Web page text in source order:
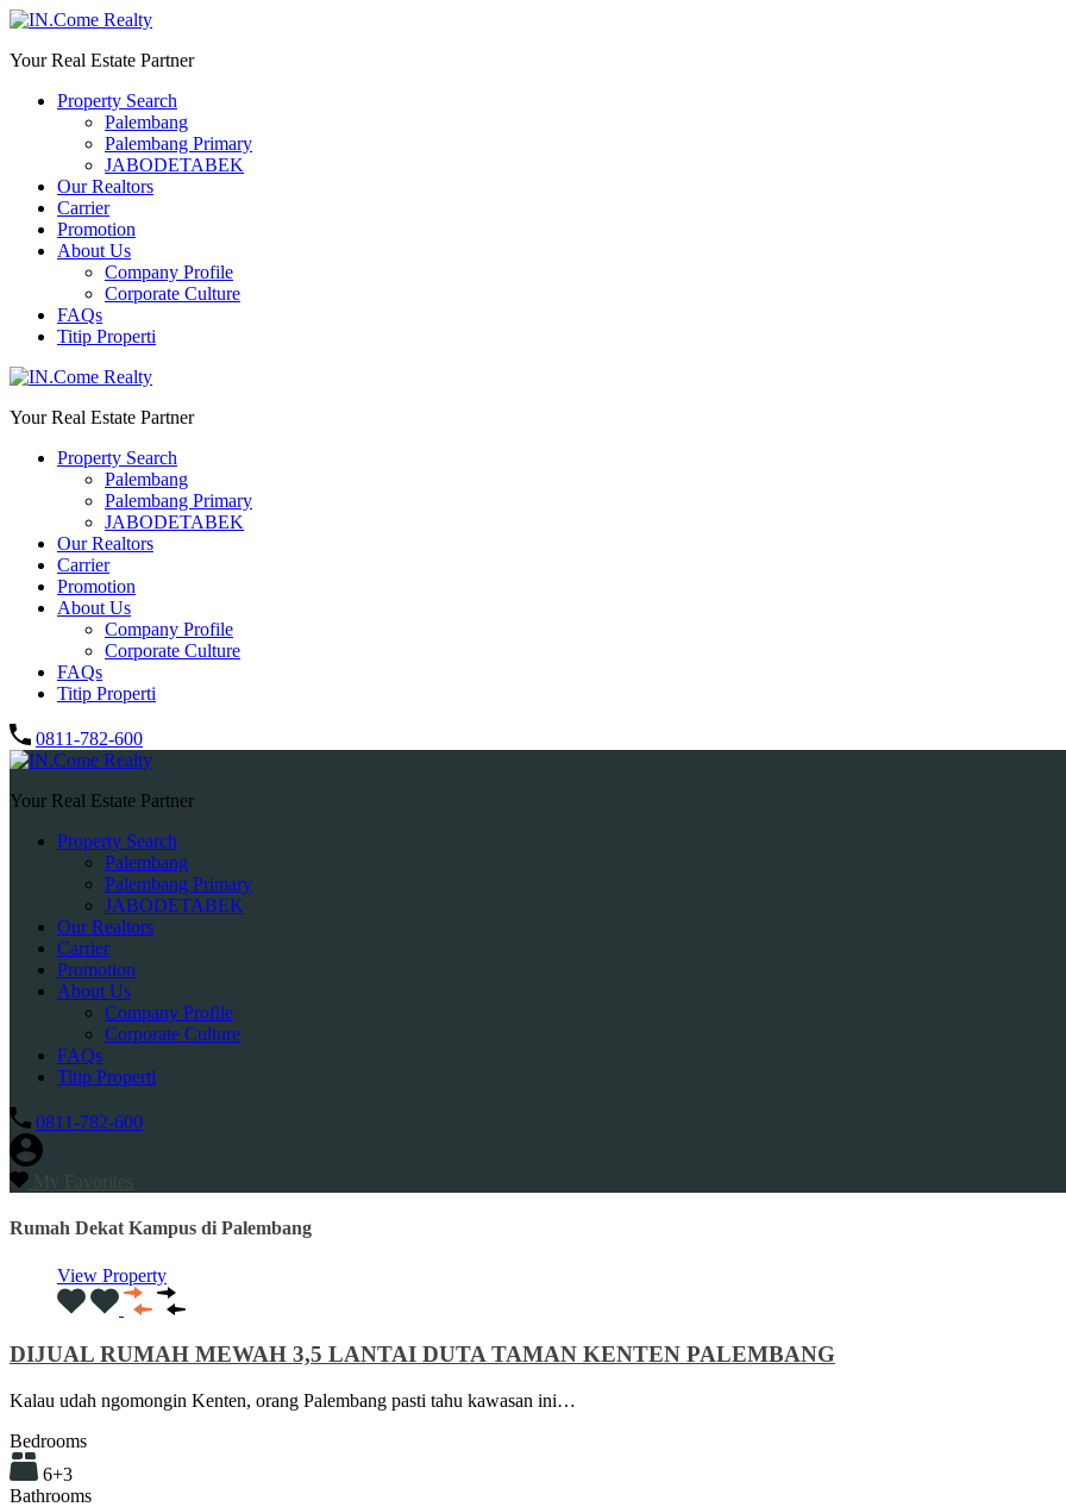
Your Real Estate Partner
Property Search
Palembang
Palembang Primary
JABODETABEK
Our Realtors
Carrier
Promotion
About Us
Company Profile
Corporate Culture
FAQs
Titip Properti
Your Real Estate Partner
Property Search
Palembang
Palembang Primary
JABODETABEK
Our Realtors
Carrier
Promotion
About Us
Company Profile
Corporate Culture
FAQs
Titip Properti
0811-782-600
Your Real Estate Partner
Property Search
Palembang
Palembang Primary
JABODETABEK
Our Realtors
Carrier
Promotion
About Us
Company Profile
Corporate Culture
FAQs
Titip Properti
0811-782-600
My Favorites
Rumah Dekat Kampus di Palembang
View Property
DIJUAL RUMAH MEWAH 3,5 LANTAI DUTA TAMAN KENTEN PALEMBANG
Kalau udah ngomongin Kenten, orang Palembang pasti tahu kawasan ini…
Bedrooms
6+3
Bathrooms